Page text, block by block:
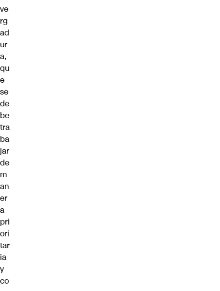
ve
rg
ad
ur
a,
qu
e
se
de
be
tra
ba
jar
de
m
an
er
a
pri
ori
tar
ia
y
co